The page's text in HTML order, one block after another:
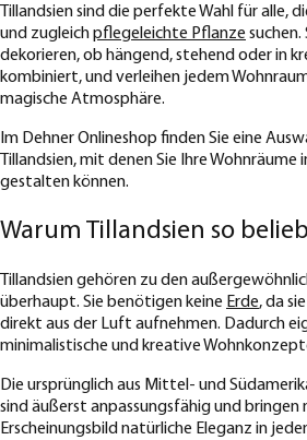
Tillandsien sind die perfekte Wahl für alle,
und zugleichpflegeleichte Pflanze suchen.
dekorieren, ob hängend, stehend oder in
kombiniert, und verleihen jedem
magische Atmosphäre.
Im Dehner Onlineshop finden Sie eine
Tillandsien, mit denen Sie Ihre
gestalten können.
Warum Tillandsien so
Tillandsien gehören zu den
überhaupt. Sie benötigen keine Erde, da
direkt aus der Luft aufnehmen. Dadurch
minimalistische und kreative
Die ursprünglich aus Mittel- und
sind äußerst anpassungsfähig und
Erscheinungsbild natürliche Eleganz in